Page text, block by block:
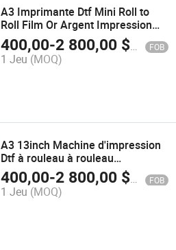
A3 Imprimante Dtf Mini Roll to
Roll Film Or Argent Impression
Dtf Imprimante à jet d'encre
XP600 Encre Pigment Support
après-vente
400,00-2 800,00 $US FOB
1 Jeu (MOQ)
A3 13inch Machine d'impression
Dtf à rouleau à rouleau
Imprimantes à jet d'encre
Numérique 33cm Film de
transfert une machine à secouer
400,00-2 800,00 $US FOB
1 Jeu (MOQ)